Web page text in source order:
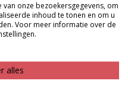
van écht leer is
en in de
tasje met rits.
onze bezoekersgegevens, om
inhoud te tonen en om u
Voor meer informatie over de
alles